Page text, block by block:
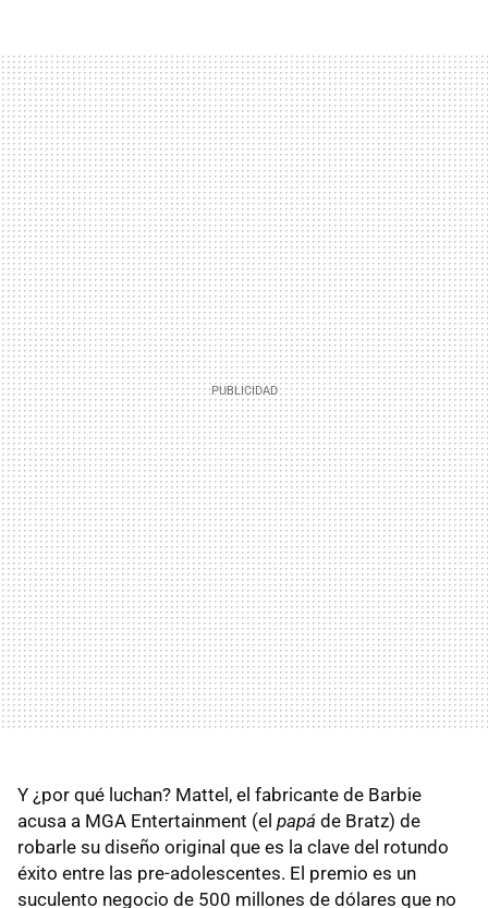
Y ¿por qué luchan? Mattel, el fabricante de Barbie
acusa a MGA Entertainment (el papá de Bratz) de
robarle su diseño original que es la clave del rotundo
éxito entre las pre-adolescentes. El premio es un
suculento negocio de 500 millones de dólares que no